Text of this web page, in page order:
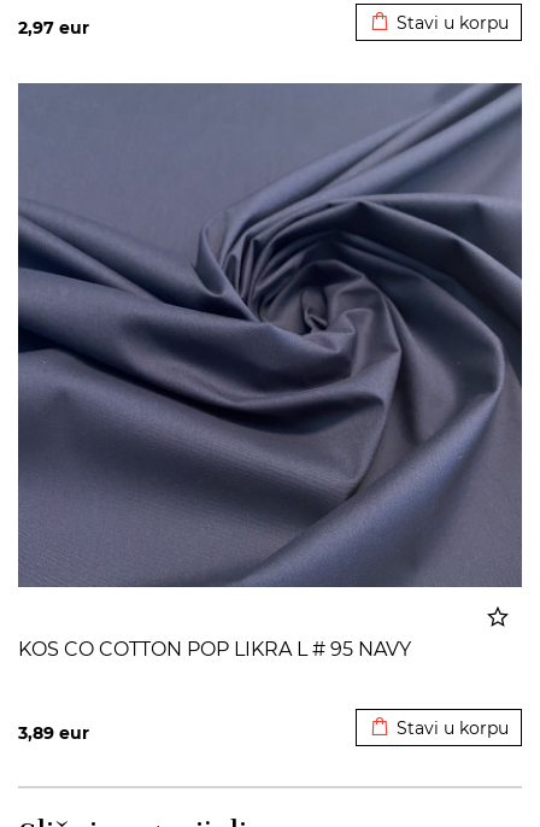
2,97 eur Stavi u korpu
KOS CO COTTON POP LIKRA L # 95 NAVY
3,89 eur Stavi u korpu